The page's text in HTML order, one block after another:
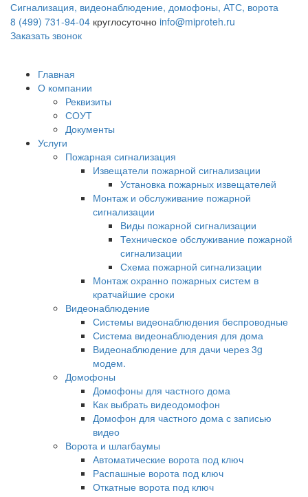
Сигнализация, видеонаблюдение, домофоны, АТС, ворота
8 (499) 731-94-04 круглосуточно info@miproteh.ru
Заказать звонок
Главная
О компании
Реквизиты
СОУТ
Документы
Услуги
Пожарная сигнализация
Извещатели пожарной сигнализации
Установка пожарных извещателей
Монтаж и обслуживание пожарной
сигнализации
Виды пожарной сигнализации
Техническое обслуживание пожарной
сигнализации
Схема пожарной сигнализации
Монтаж охранно пожарных систем в
кратчайшие сроки
Видеонаблюдение
Системы видеонаблюдения беспроводные
Система видеонаблюдения для дома
Видеонаблюдение для дачи через 3g
модем.
Домофоны
Домофоны для частного дома
Как выбрать видеодомофон
Домофон для частного дома с записью
видео
Ворота и шлагбаумы
Автоматические ворота под ключ
Распашные ворота под ключ
Откатные ворота под ключ